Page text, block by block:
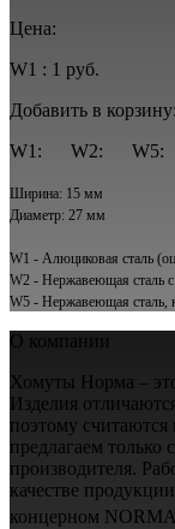
Цена:
W1 : 1 руб.
Добавить в корзину:
W1:
W2: W5:
Ширина: 15 мм
Диаметр: 27 мм
W1 - Алюциковая сталь
W2 - Нержавеющая сталь
W5 - Нержавеющая сталь,
О компании
Хомуты Норма –
Изделия
поэтому
предлагаем
производителя.
качестве
концерном NORMA